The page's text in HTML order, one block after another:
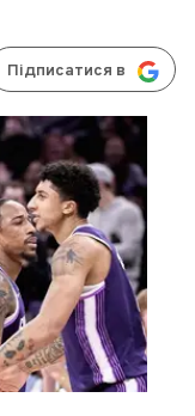
Підписатися в